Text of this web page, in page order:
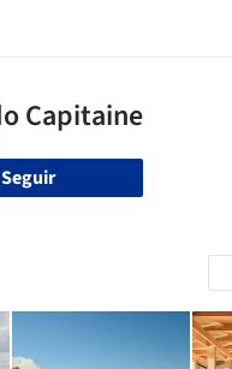
Seguir